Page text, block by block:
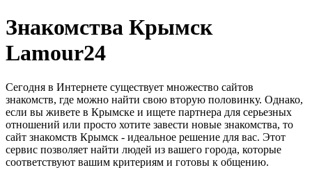
Знакомства Крымск
Lamour24
Сегодня в Интернете существует множество сайтов
знакомств, где можно найти свою вторую половинку. Однако,
если вы живете в Крымске и ищете партнера для серьезных
отношений или просто хотите завести новые знакомства, то
сайт знакомств Крымск - идеальное решение для вас. Этот
сервис позволяет найти людей из вашего города, которые
соответствуют вашим критериям и готовы к общению.